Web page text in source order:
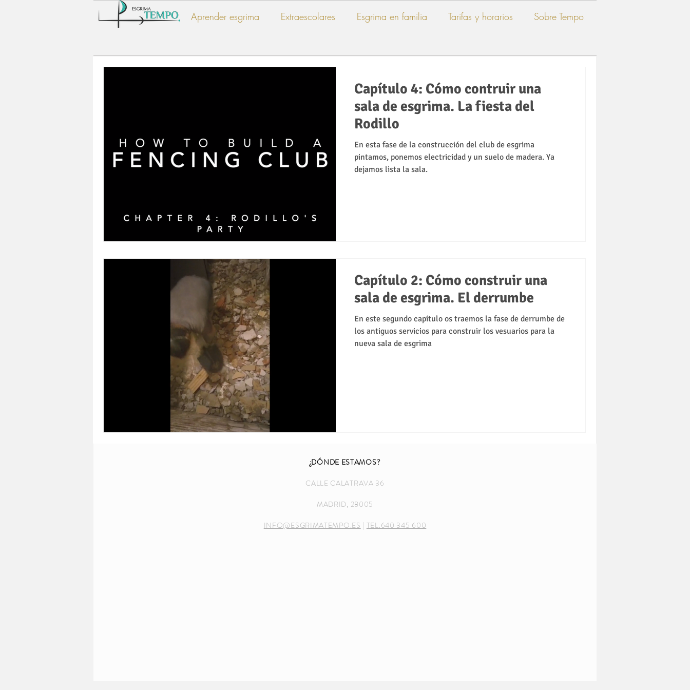
Aprender esgrima Extraescolares Esgrima en familia Tarifas y horarios Sobre Tempo
Capítulo 4: Cómo contruir una
sala de esgrima. La fiesta del
Rodillo
En esta fase de la construcción del club de esgrima
pintamos, ponemos electricidad y un suelo de madera. Ya
dejamos lista la sala.
Capítulo 2: Cómo construir una
sala de esgrima. El derrumbe
En este segundo capítulo os traemos la fase de derrumbe de
los antiguos servicios para construir los vesuarios para la
nueva sala de esgrima
¿DÓNDE ESTAMOS?
CALLE CALATRAVA 36
MADRID, 28005
INFO@ESGRIMATEMPO.ES | TEL.640 345 600